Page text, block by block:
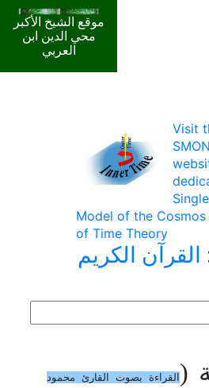
موقع الشيخ الأكبر
محي الدين ابن
العربي
Visit
Model of the
of Time Theory
القرآن الكريم
( القراءة بصوت القارئ محمود